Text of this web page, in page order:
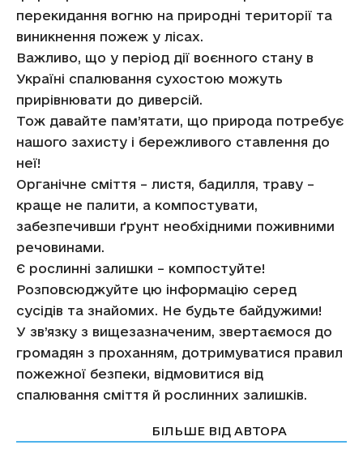
перекидання вогню на природні території та
виникнення пожеж у лісах.
Важливо, що у період дії воєнного стану в
Україні спалювання сухостою можуть
прирівнювати до диверсій.
Тож давайте пам’ятати, що природа потребує
нашого захисту і бережливого ставлення до
неї!
Органічне сміття – листя, бадилля, траву –
краще не палити, а компостувати,
забезпечивши ґрунт необхідними поживними
речовинами.
Є рослинні залишки – компостуйте!
Розповсюджуйте цю інформацію серед
сусідів та знайомих. Не будьте байдужими!
У зв’язку з вищезазначеним, звертаємося до
громадян з проханням, дотримуватися правил
пожежної безпеки, відмовитися від
спалювання сміття й рослинних залишків.
БІЛЬШЕ ВІД АВТОРА